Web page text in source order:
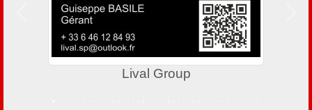
Lival Group
Précedent